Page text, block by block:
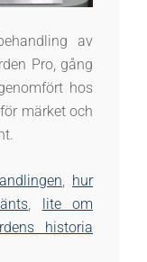
av
Pro, gång
hos
märket och
, hur
, lite om
historia